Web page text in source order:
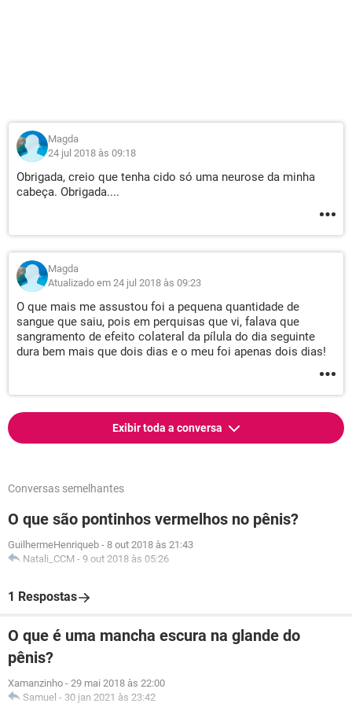
Magda
24 jul 2018 às 09:18
Obrigada, creio que tenha cido só uma neurose da minha
cabeça. Obrigada....
Magda
Atualizado em 24 jul 2018 às 09:23
O que mais me assustou foi a pequena quantidade de
sangue que saiu, pois em perquisas que vi, falava que
sangramento de efeito colateral da pílula do dia seguinte
dura bem mais que dois dias e o meu foi apenas dois dias!
Exibir toda a conversa
Conversas semelhantes
O que são pontinhos vermelhos no pênis?
GuilhermeHenriqueb - 8 out 2018 às 21:43
Natali_CCM - 9 out 2018 às 05:26
1 Respostas
O que é uma mancha escura na glande do
pênis?
Xamanzinho - 29 mai 2018 às 22:00
Samuel - 30 jan 2021 às 23:42